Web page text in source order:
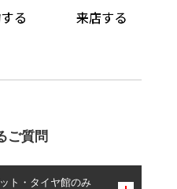
ご質問
ト・タイヤ館のみ